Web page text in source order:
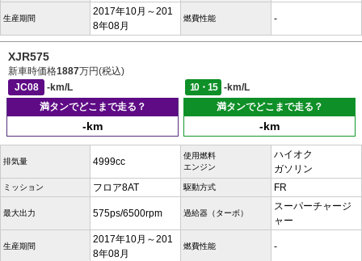
生産期間
2017年10月～201
8年08月
燃費性能 -
XJR575
新車時価格1887万円(税込)
JC08
-km/L 10・15
-km/L
満タンでどこまで走る？
-km
満タンでどこまで走る？
-km
排気量 4999cc
使用燃料
エンジン
ハイオク
ガソリン
ミッション フロア8AT 駆動方式 FR
最大出力 575ps/6500rpm 過給器（ターボ）
スーパーチャージ
ャー
生産期間
2017年10月～201
8年08月
燃費性能 -